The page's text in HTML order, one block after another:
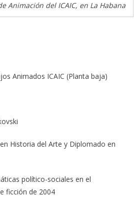
Animación del ICAIC, en La Habana
Animados ICAIC (Planta baja)
Historia del Arte y Diplomado en
político-sociales en el
ficción de 2004